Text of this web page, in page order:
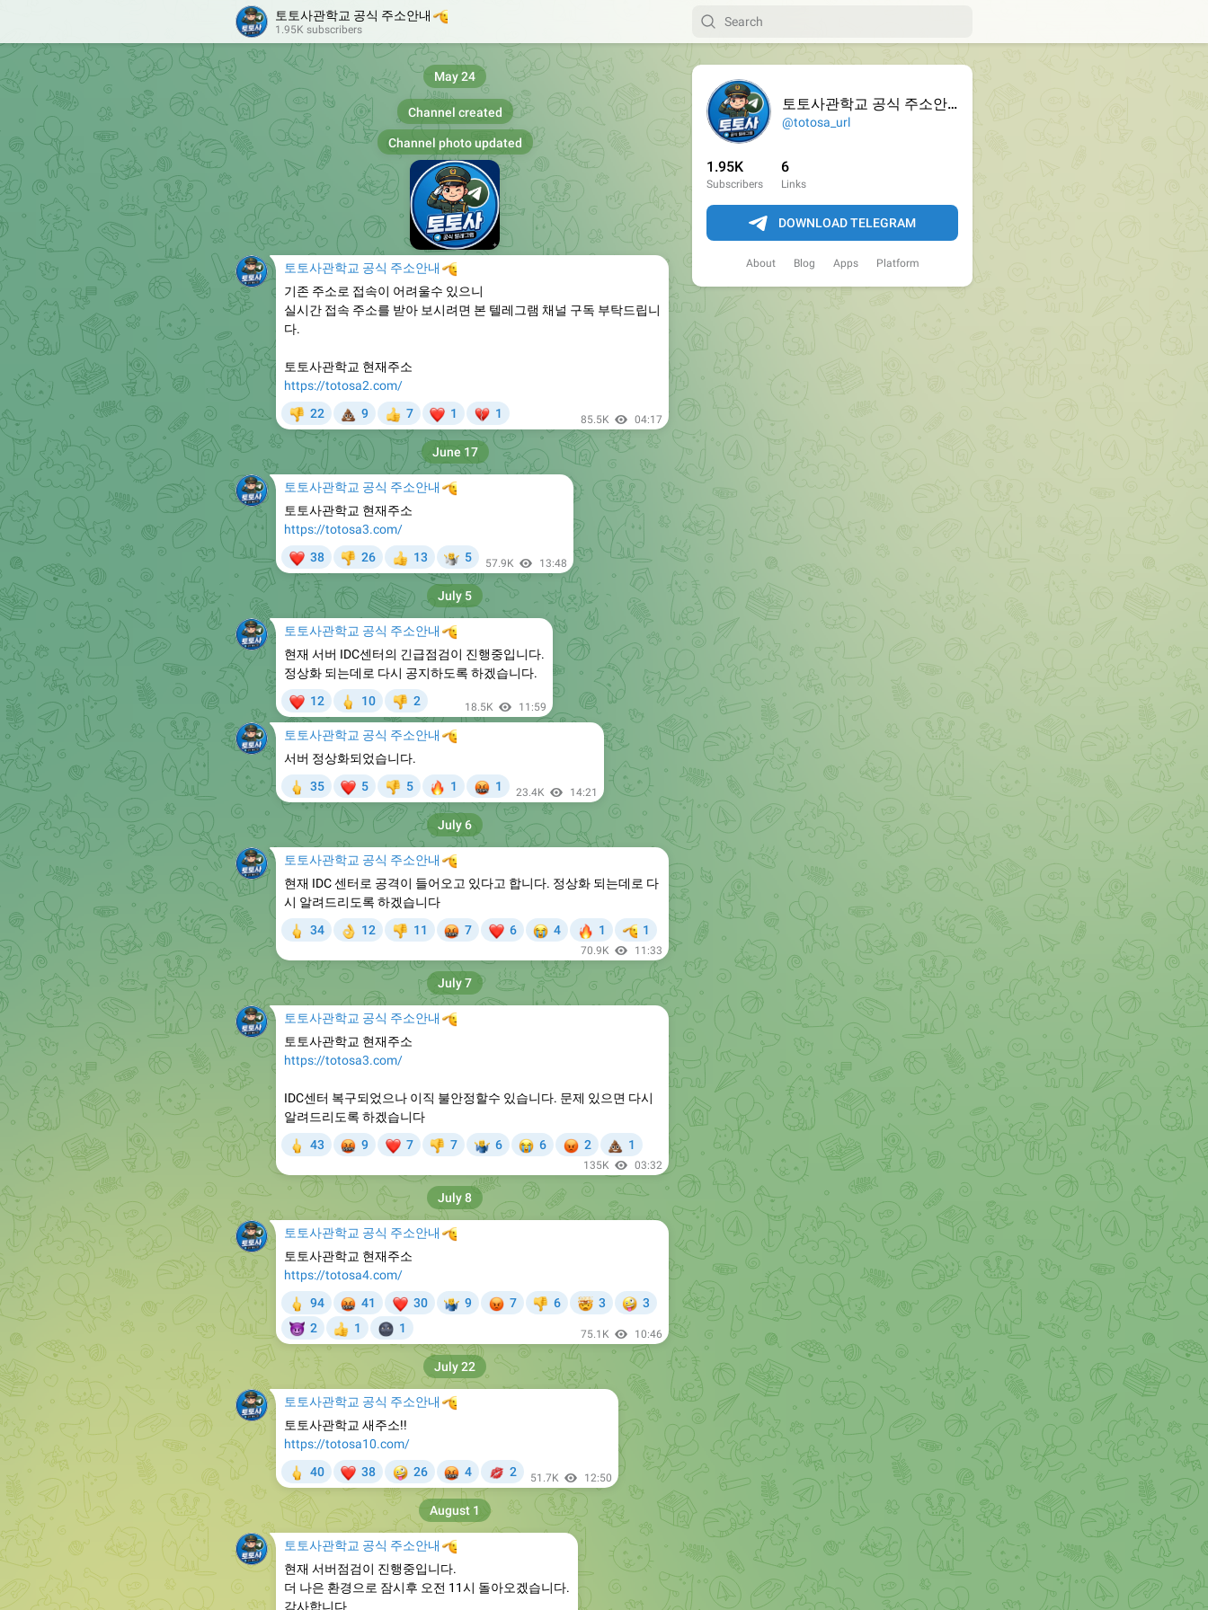
토토사관학교 공식 주소안내
@totosa_url
1.95K
Subscribers
6
Links
DOWNLOAD TELEGRAM
About Blog Apps Platform
토토사관학교 공식 주소안내
🫡
1.95K subscribers
Channel created
May 24
Channel photo updated
토토사관학교 공식 주소안내
🫡
기존 주소로 접속이 어려울수 있으니
실시간 접속 주소를 받아 보시려면 본 텔레그램 채널 구독 부탁드립니
다.
토토사관학교 현재주소
https://totosa2.com/
👎
22
💩
9
👍
7
❤
1
💔
1 85.5K 04:17
토토사관학교 공식 주소안내
🫡
토토사관학교 현재주소
https://totosa3.com/
❤
38
👎
26
👍
13
🤷
5 57.9K 13:48
June 17
토토사관학교 공식 주소안내
🫡
현재 서버 IDC센터의 긴급점검이 진행중입니다.
정상화 되는데로 다시 공지하도록 하겠습니다.
❤
12
🖕
10
👎
2 18.5K 11:59
July 5
토토사관학교 공식 주소안내
🫡
서버 정상화되었습니다.
🖕
35
❤
5
👎
5
🔥
1
🤬
1 23.4K 14:21
토토사관학교 공식 주소안내
🫡
현재 IDC 센터로 공격이 들어오고 있다고 합니다. 정상화 되는데로 다
시 알려드리도록 하겠습니다
🖕
34
👌
12
👎
11
🤬
7
❤
6
😭
4
🔥
1
🫡
1
70.9K 11:33
July 6
토토사관학교 공식 주소안내
🫡
토토사관학교 현재주소
https://totosa3.com/
IDC센터 복구되었으나 이직 불안정할수 있습니다. 문제 있으면 다시
알려드리도록 하겠습니다
🖕
43
🤬
9
❤
7
👎
7
🤷‍♂
6
😭
6
😡
2
💩
1
135K 03:32
July 7
토토사관학교 공식 주소안내
🫡
토토사관학교 현재주소
https://totosa4.com/
🖕
94
🤬
41
❤
30
🤷‍♂
9
😡
7
👎
6
🤯
3
🤪
3
😈
2
👍
1
🌚
1 75.1K 10:46
July 8
토토사관학교 공식 주소안내
🫡
토토사관학교 새주소!!
https://totosa10.com/
🖕
40
❤
38
🤪
26
🤬
4
💋
2 51.7K 12:50
July 22
토토사관학교 공식 주소안내
🫡
현재 서버점검이 진행중입니다.
더 나은 환경으로 잠시후 오전 11시 돌아오겠습니다.
감사합니다
August 1